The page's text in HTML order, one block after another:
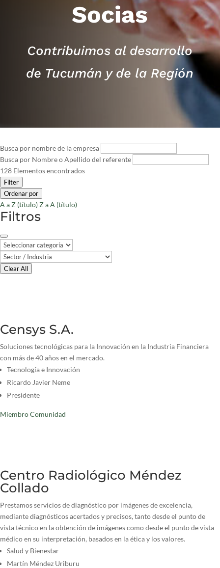
Socias
Contribuimos al desarrollo
de Tucumán y de la Región
Busca por nombre de la empresa
Busca por Nombre o Apellido del referente
128 Elementos encontrados
Filter
Ordenar por
A a Z (título)Z a A (título)
Filtros
Clear All
Censys S.A.
Soluciones tecnológicas para la Innovación en la Industria Financiera
con más de 40 años en el mercado.
Tecnología e Innovación
Ricardo Javier Neme
Presidente
Miembro Comunidad
Centro Radiológico Méndez
Collado
Prestamos servicios de diagnóstico por imágenes de excelencia,
mediante diagnósticos acertados y precisos, tanto desde el punto de
vista técnico en la obtención de imágenes como desde el punto de vista
médico en su interpretación, basados en la ética y los valores.
Salud y Bienestar
Martín Méndez Uriburu